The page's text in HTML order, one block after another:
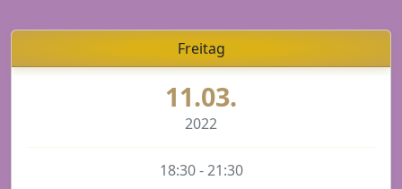
Freitag
11.03.
2022
18:30 - 21:30